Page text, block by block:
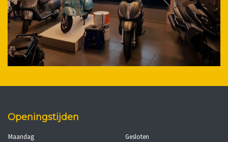
Openingstijden
Maandag
Gesloten